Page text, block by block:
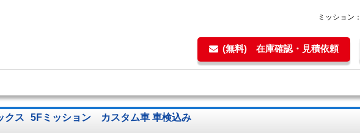
ミッション：
(無料) 在庫確認・見積依頼
クス 5Fミッション カスタム車 車検込み